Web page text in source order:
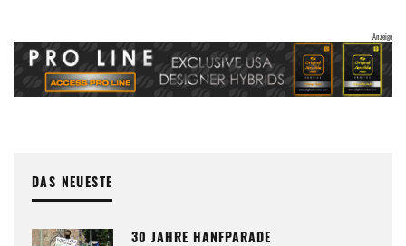
DAS NEUESTE
30 JAHRE HANFPARADE